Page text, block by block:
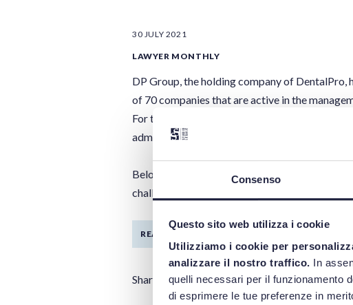
Consenso
Questo sito web utilizza i cookie
Utilizziamo i cookie per
analizzare il nostro traffico. In
quelli necessari per il funzionamento
di esprimere le tue preferenze in
30 JULY 2021
LAWYER MONTHLY
DP Group, the holding company of
of 70 companies that are active in the
For this operation, attorneys Silvia Stefanelli
administrative and health authorization aspects.
Below is an interview with attorney Silvia
challenges to be considered in a healthcare
READ MORE
Share